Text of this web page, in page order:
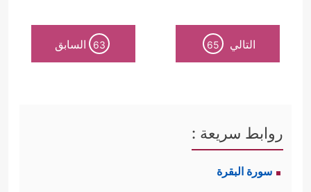
التالي 65
63 السابق
روابط سريعة :
سورة البقرة